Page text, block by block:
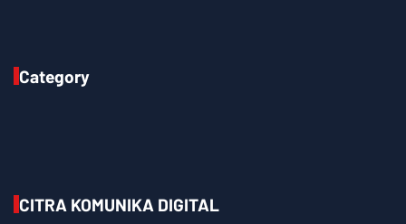
Category
CITRA KOMUNIKA DIGITAL